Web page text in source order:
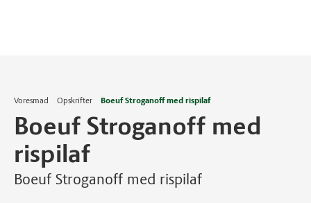
Voresmad Opskrifter Boeuf Stroganoff med rispilaf
Boeuf Stroganoff med
rispilaf
Boeuf Stroganoff med rispilaf